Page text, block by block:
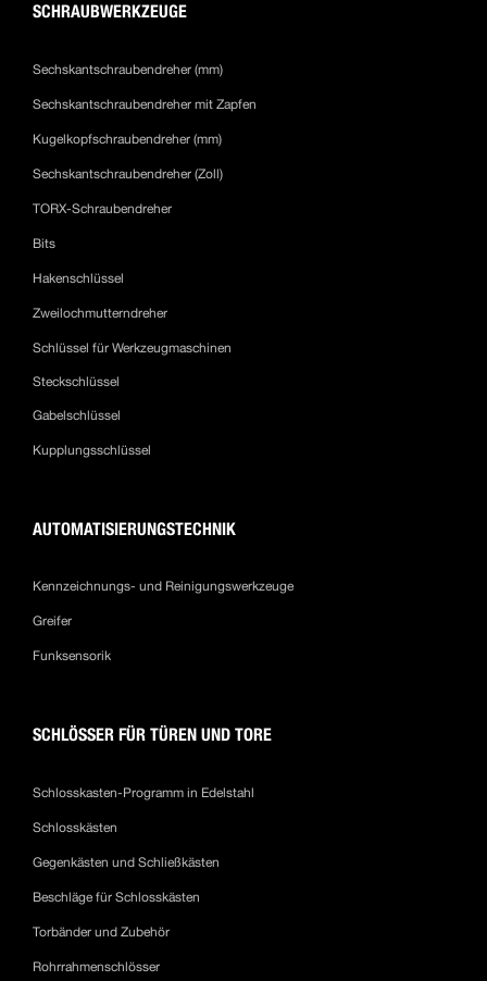
SCHRAUBWERKZEUGE
Sechskantschraubendreher (mm)
Sechskantschraubendreher mit Zapfen
Kugelkopfschraubendreher (mm)
Sechskantschraubendreher (Zoll)
TORX-Schraubendreher
Bits
Hakenschlüssel
Zweilochmutterndreher
Schlüssel für Werkzeugmaschinen
Steckschlüssel
Gabelschlüssel
Kupplungsschlüssel
AUTOMATISIERUNGSTECHNIK
Kennzeichnungs- und Reinigungswerkzeuge
Greifer
Funksensorik
SCHLÖSSER FÜR TÜREN UND TORE
Schlosskasten-Programm in Edelstahl
Schlosskästen
Gegenkästen und Schließkästen
Beschläge für Schlosskästen
Torbänder und Zubehör
Rohrrahmenschlösser